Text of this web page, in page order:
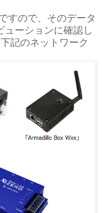
すので、そのデータ
ューションに確認し
記のネットワーク